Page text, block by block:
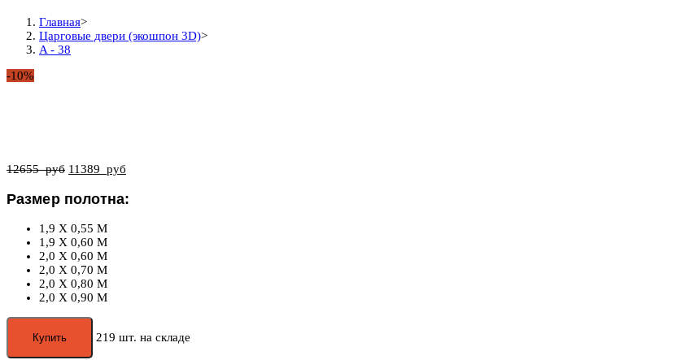
Главная>
Царговые двери (экошпон 3D)>
A - 38
-10%
12655руб 11389 руб
Размер полотна:
1,9 X 0,55 М
1,9 X 0,60 М
2,0 X 0,60 М
2,0 X 0,70 М
2,0 X 0,80 М
2,0 X 0,90 М
Купить 219 шт. на складе